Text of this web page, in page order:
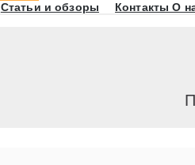
Статьи и обзоры Контакты О